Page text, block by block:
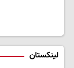
لینکستان